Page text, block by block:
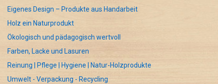
Eigenes Design – Produkte aus Handarbeit
Holz ein Naturprodukt
Ökologisch und pädagogisch wertvoll
Farben, Lacke und Lasuren
Reinung | Pflege | Hygiene | Natur-Holzprodukte
Umwelt - Verpackung - Recycling